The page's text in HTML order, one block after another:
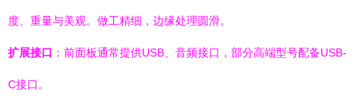
度、重量与美观。做工精细，边缘处理圆滑。
扩展接口 ：前面板通常提供USB、音频接口，部分高端型号配备USB-
C接口。